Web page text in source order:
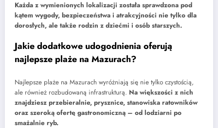
Każda z wymienionych lokalizacji została sprawdzona pod
kątem wygody, bezpieczeństwa i atrakcyjności nie tylko dla
dorosłych, ale także rodzin z dziećmi i osób starszych.
Jakie dodatkowe udogodnienia oferują
najlepsze plaże na Mazurach?
Najlepsze plaże na Mazurach wyróżniają się nie tylko czystością,
ale również rozbudowaną infrastrukturą. Na większości z nich
znajdziesz przebieralnie, prysznice, stanowiska ratowników
oraz szeroką ofertę gastronomiczną – od lodziarni po
smażalnie ryb.